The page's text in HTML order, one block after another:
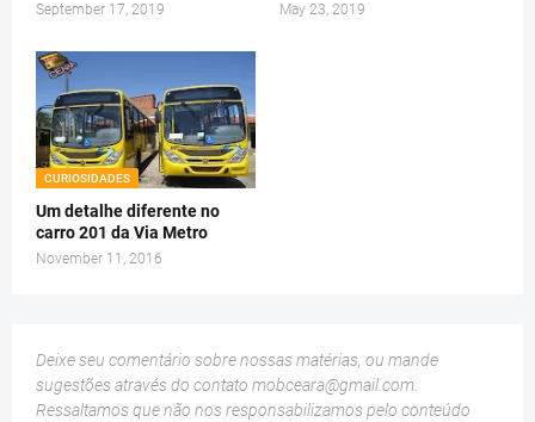
September 17, 2019 May 23, 2019
CURIOSIDADES
Um detalhe diferente no
carro 201 da Via Metro
November 11, 2016
Deixe seu comentário sobre nossas matérias, ou mande
sugestões através do contato mobceara@gmail.com
Ressaltamos que não nos responsabilizamos pelo conteúdo